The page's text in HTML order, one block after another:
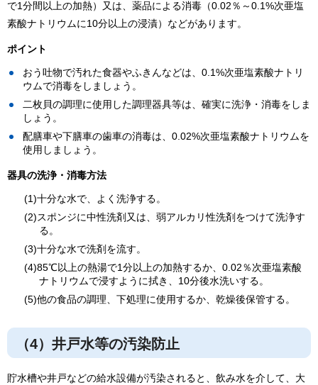
で1分間以上の加熱）又は、薬品による消毒（0.02％～0.1%次亜塩
素酸ナトリウムに10分以上の浸漬）などがあります。
ポイント
おう吐物で汚れた食器やふきんなどは、0.1%次亜塩素酸ナトリ
ウムで消毒をしましょう。
二枚貝の調理に使用した調理器具等は、確実に洗浄・消毒をしま
しょう。
配膳車や下膳車の歯車の消毒は、0.02%次亜塩素酸ナトリウムを
使用しましょう。
器具の洗浄・消毒方法
(1)十分な水で、よく洗浄する。
(2)スポンジに中性洗剤又は、弱アルカリ性洗剤をつけて洗浄す
る。
(3)十分な水で洗剤を流す。
(4)85℃以上の熱湯で1分以上の加熱するか、0.02％次亜塩素酸
ナトリウムで浸すように拭き、10分後水洗いする。
(5)他の食品の調理、下処理に使用するか、乾燥後保管する。
（4）井戸水等の汚染防止
貯水槽や井戸などの給水設備が汚染されると、飲み水を介して、大